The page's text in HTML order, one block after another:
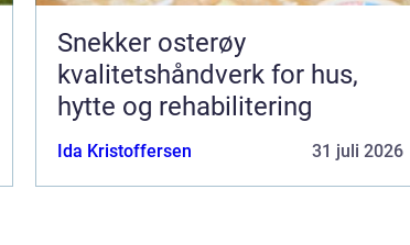
Snekker osterøy
kvalitetshåndverk for hus,
hytte og rehabilitering
Ida Kristoffersen 31 juli 2026